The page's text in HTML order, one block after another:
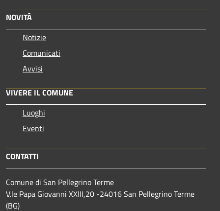
NOVITÀ
Notizie
Comunicati
Avvisi
VIVERE IL COMUNE
Luoghi
Eventi
CONTATTI
Comune di San Pellegrino Terme
V.le Papa Giovanni XXIII,20 -24016 San Pellegrino Terme
(BG)